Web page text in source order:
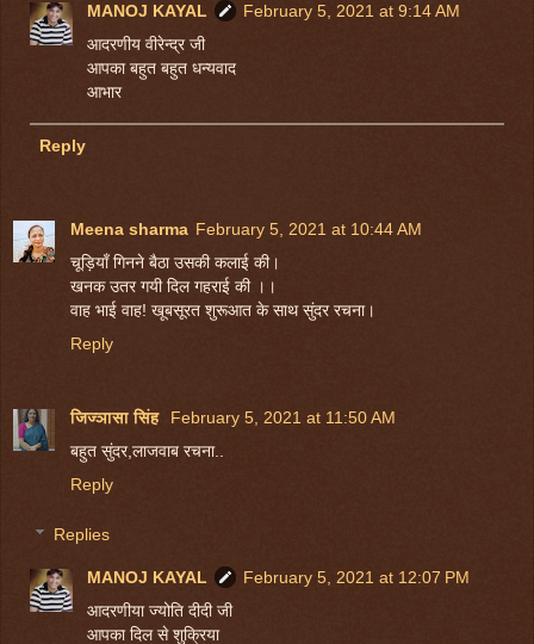
MANOJ KAYAL
February 5, 2021 at 9:14 AM
आदरणीय वीरेन्द्र जी
आपका बहुत बहुत धन्यवाद
आभार
Reply
Meena sharma February 5, 2021 at 10:44 AM
चूड़ियाँ गिनने बैठा उसकी कलाई की।
खनक उतर गयी दिल गहराई की ।।
वाह भाई वाह! खूबसूरत शुरूआत के साथ सुंदर रचना।
Reply
जिज्ञासा सिंह
February 5, 2021 at 11:50 AM
बहुत सुंदर,लाजवाब रचना..
Reply
Replies
MANOJ KAYAL
February 5, 2021 at 12:07 PM
आदरणीया ज्योति दीदी जी
आपका दिल से शुक्रिया